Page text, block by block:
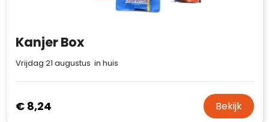
Kanjer Box
Vrijdag 21 augustus in huis
€ 8,24 Bekijk